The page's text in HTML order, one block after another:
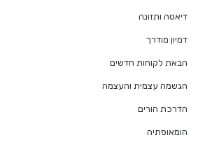
דיאטה ותזונה
דמיון מודרך
הבאת לקוחות חדשים
הגשמה עצמית והעצמה
הדרכת הורים
הומאופתיה